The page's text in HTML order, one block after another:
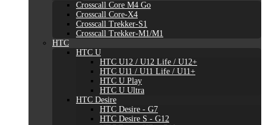
Crosscall Core M4 Go
Crosscall Core-X4
Crosscall Trekker-S1
Crosscall Trekker-M1/M1
HTC
HTC U
HTC U12 / U12 Life / U12+
HTC U11 / U11 Life / U11+
HTC U Play
HTC U Ultra
HTC Desire
HTC Desire - G7
HTC Desire S - G12